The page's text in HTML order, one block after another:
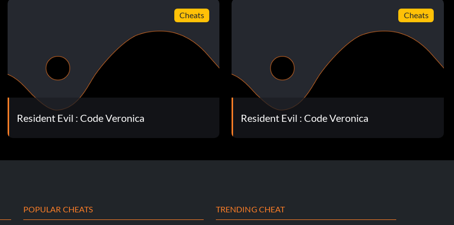
de premiers secours, ne sauvegardez pas le jeu et
donnez le médicament à Rodrigo et jouez le jeu
avez le lance-roquettes quand vous jouez une
Cheats
Resident Evil : Code Veronica
Cheats
Resident Evil : Code Veronica
POPULAR CHEATS TRENDING CHEAT